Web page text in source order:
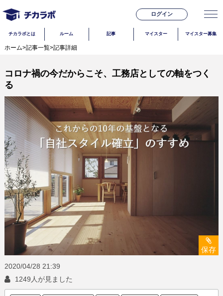
ログイン
チカラボとは ルーム 記事 マイスター マイスター募集
ホーム>記事一覧>記事詳細
コロナ禍の今だからこそ、工務店としての軸をつく
る
保存
2020/04/28 21:39
1249人が見ました